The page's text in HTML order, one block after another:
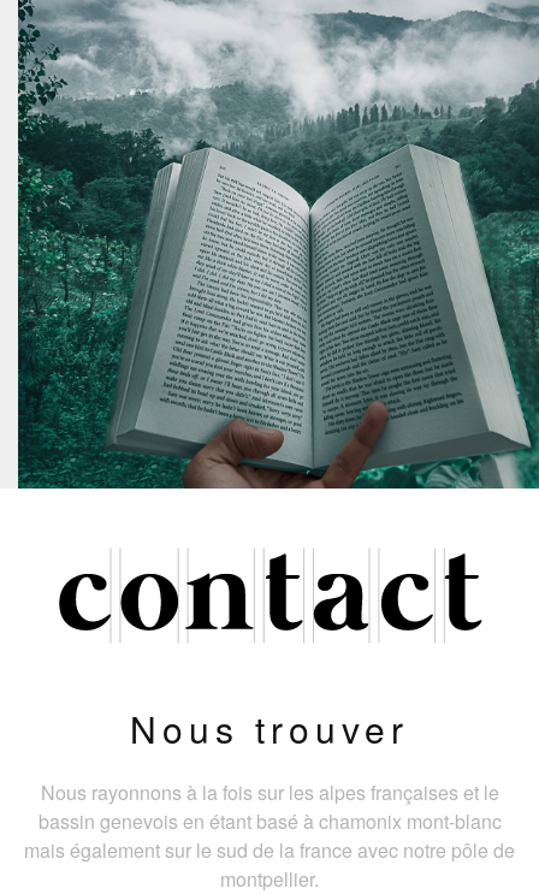
Nous trouver
Nous rayonnons à la fois sur les alpes françaises et le
bassin genevois en étant basé à chamonix mont-blanc
mais également sur le sud de la france avec notre pôle de
montpellier.